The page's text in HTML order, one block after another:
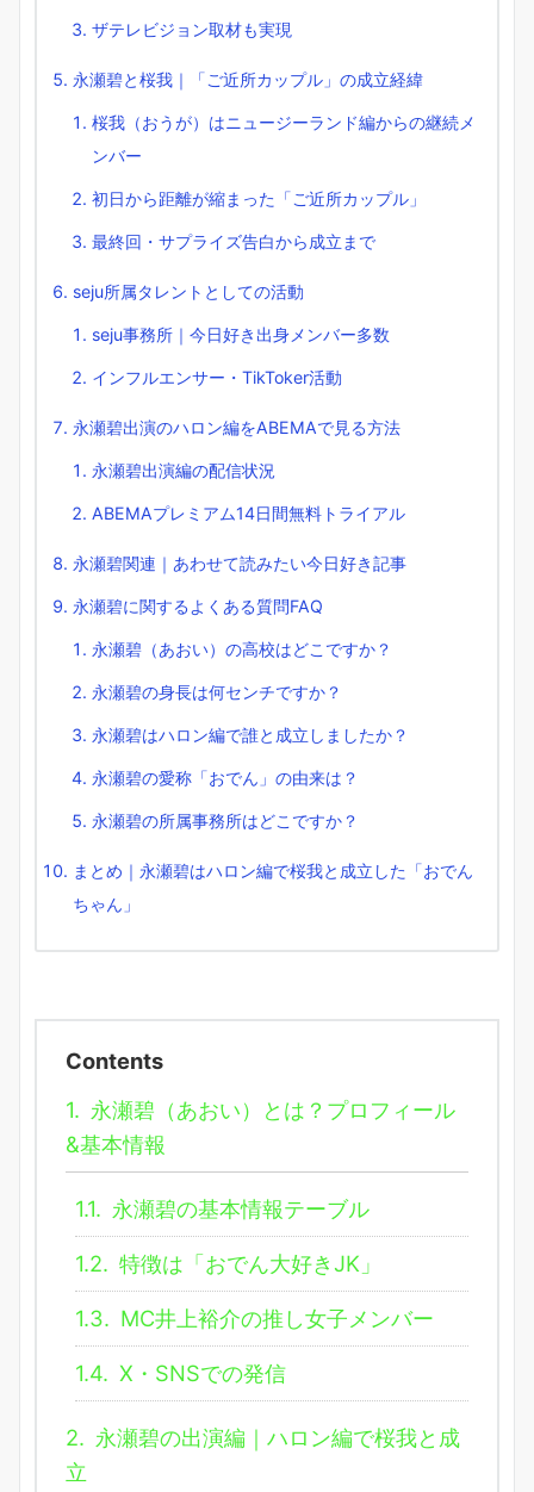
ザテレビジョン取材も実現
永瀬碧と桜我｜「ご近所カップル」の成立経緯
桜我（おうが）はニュージーランド編からの継続メ
ンバー
初日から距離が縮まった「ご近所カップル」
最終回・サプライズ告白から成立まで
seju所属タレントとしての活動
seju事務所｜今日好き出身メンバー多数
インフルエンサー・TikToker活動
永瀬碧出演のハロン編をABEMAで見る方法
永瀬碧出演編の配信状況
ABEMAプレミアム14日間無料トライアル
永瀬碧関連｜あわせて読みたい今日好き記事
永瀬碧に関するよくある質問FAQ
永瀬碧（あおい）の高校はどこですか？
永瀬碧の身長は何センチですか？
永瀬碧はハロン編で誰と成立しましたか？
永瀬碧の愛称「おでん」の由来は？
永瀬碧の所属事務所はどこですか？
まとめ｜永瀬碧はハロン編で桜我と成立した「おでん
ちゃん」
Contents
1. 永瀬碧（あおい）とは？プロフィール
&基本情報
1.1. 永瀬碧の基本情報テーブル
1.2. 特徴は「おでん大好きJK」
1.3. MC井上裕介の推し女子メンバー
1.4. X・SNSでの発信
2. 永瀬碧の出演編｜ハロン編で桜我と成
立